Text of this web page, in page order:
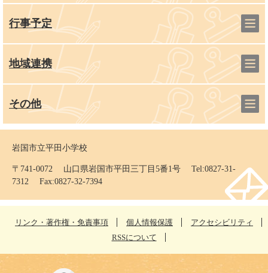
行事予定
地域連携
その他
岩国市立平田小学校
〒741-0072 山口県岩国市平田三丁目5番1号 Tel:0827-31-
7312 Fax:0827-32-7394
リンク・著作権・免責事項 個人情報保護
アクセシビリティ
RSSについて